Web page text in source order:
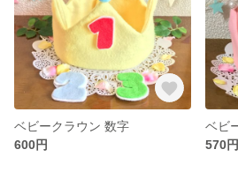
ベビークラウン 数字
600円
ベビ
570円